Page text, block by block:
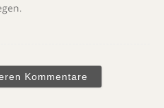
Kommentare